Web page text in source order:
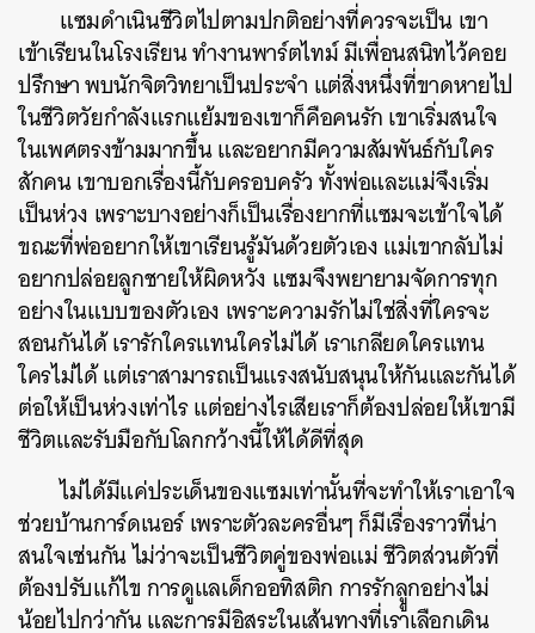
แซมดำเนินชีวิตไปตามปกติอย่างที่ควรจะเป็น เขา
เข้าเรียนในโรงเรียน ทำงานพาร์ตไทม์ มีเพื่อนสนิทไว้คอย
ปรึกษา พบนักจิตวิทยาเป็นประจำ แต่สิ่งหนึ่งที่ขาดหายไป
ในชีวิตวัยกำลังแรกแย้มของเขาก็คือคนรัก เขาเริ่มสนใจ
ในเพศตรงข้ามมากขึ้น และอยากมีความสัมพันธ์กับใคร
สักคน เขาบอกเรื่องนี้กับครอบครัว ทั้งพ่อและแม่จึงเริ่ม
เป็นห่วง เพราะบางอย่างก็เป็นเรื่องยากที่แซมจะเข้าใจได้
ขณะที่พ่ออยากให้เขาเรียนรู้มันด้วยตัวเอง แม่เขากลับไม่
อยากปล่อยลูกชายให้ผิดหวัง แซมจึงพยายามจัดการทุก
อย่างในแบบของตัวเอง เพราะความรักไม่ใช่สิ่งที่ใครจะ
สอนกันได้ เรารักใครแทนใครไม่ได้ เราเกลียดใครแทน
ใครไม่ได้ แต่เราสามารถเป็นแรงสนับสนุนให้กันและกันได้
ต่อให้เป็นห่วงเท่าไร แต่อย่างไรเสียเราก็ต้องปล่อยให้เขามี
ชีวิตและรับมือกับโลกกว้างนี้ให้ได้ดีที่สุด
ไม่ได้มีแค่ประเด็นของแซมเท่านั้นที่จะทำให้เราเอาใจ
ช่วยบ้านการ์ดเนอร์ เพราะตัวละครอื่นๆ ก็มีเรื่องราวที่น่า
สนใจเช่นกัน ไม่ว่าจะเป็นชีวิตคู่ของพ่อแม่ ชีวิตส่วนตัวที่
ต้องปรับแก้ไข การดูแลเด็กออทิสติก การรักลููกอย่างไม่
น้อยไปกว่ากัน และการมีอิสระในเส้นทางที่เราเลือกเดิน